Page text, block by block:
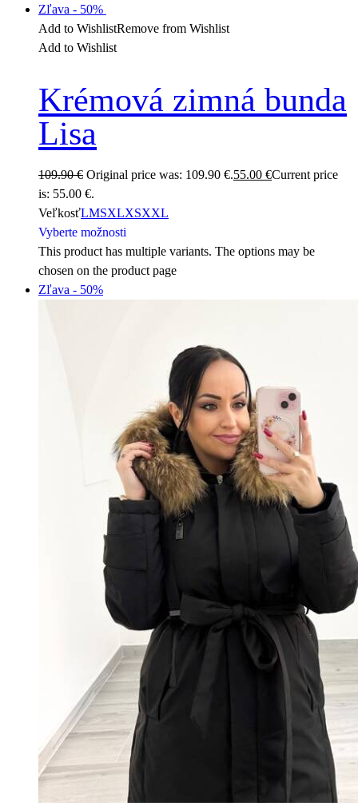
Zľava - 50%
Add to WishlistRemove from Wishlist
Add to Wishlist
Krémová zimná bunda
Lisa
109.90€ Original price was: 109.90 €.55.00 €Current price
is: 55.00 €.
VeľkosťLMSXLXSXXL
Vyberte možnosti
This product has multiple variants. The options may be
chosen on the product page
Zľava - 50%